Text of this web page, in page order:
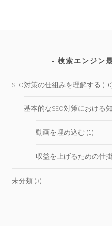
検索エンジン
SEO対策の仕組みを理解する
基本的なSEO対策における
動画を埋め込む (1)
収益を上げるための仕
未分類 (3)